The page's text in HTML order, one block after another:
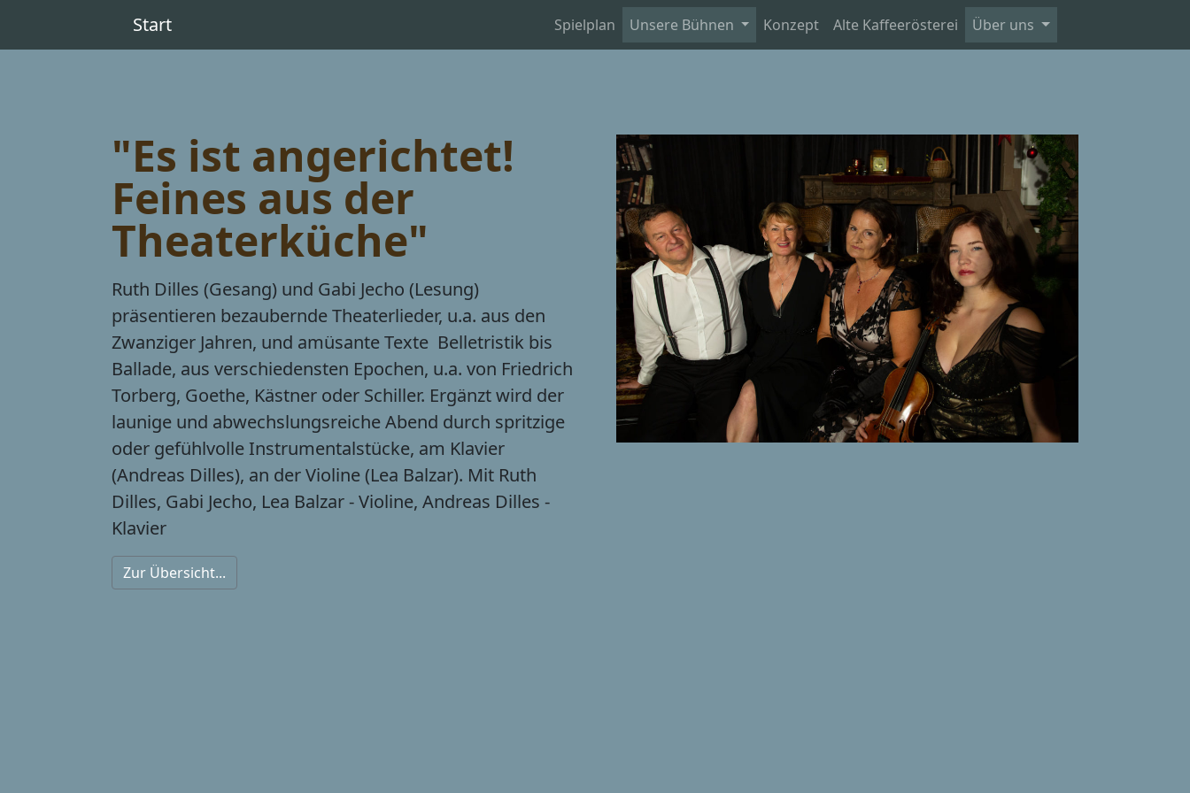
Start Spielplan Unsere Bühnen Konzept Alte Kaffeerösterei Über uns
"Es ist angerichtet!
Feines aus der
Theaterküche"
Ruth Dilles (Gesang) und Gabi Jecho (Lesung)
präsentieren bezaubernde Theaterlieder, u.a. aus den
Zwanziger Jahren, und amüsante Texte  Belletristik bis
Ballade, aus verschiedensten Epochen, u.a. von Friedrich
Torberg, Goethe, Kästner oder Schiller. Ergänzt wird der
launige und abwechslungsreiche Abend durch spritzige
oder gefühlvolle Instrumentalstücke, am Klavier
(Andreas Dilles), an der Violine (Lea Balzar). Mit Ruth
Dilles, Gabi Jecho, Lea Balzar - Violine, Andreas Dilles -
Klavier
Zur Übersicht...